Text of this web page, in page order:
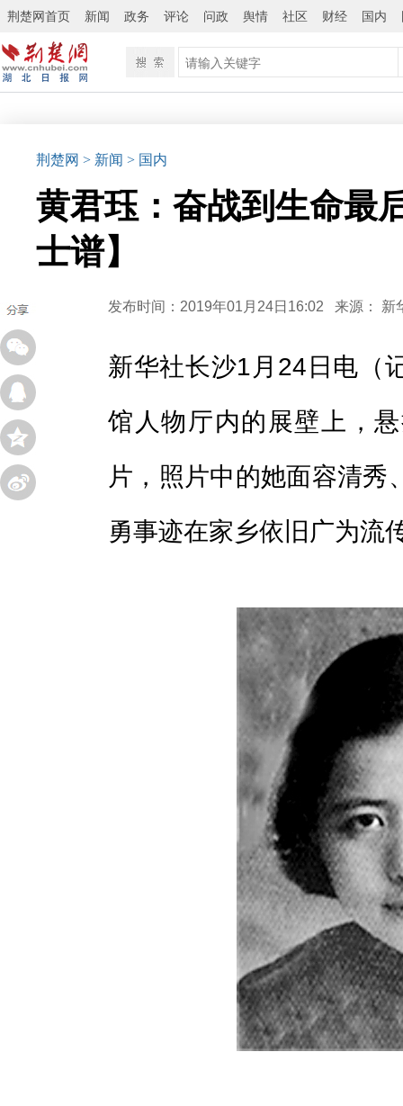
荆楚网首页 新闻 政务 评论 问政 舆情 社区 财经 国内
荆楚网 > 新闻 > 国内
黄君珏：奋战到生命最
士谱】
发布时间：2019年01月24日16:02 来源： 新
新华社长沙1月24日电（
馆人物厅内的展壁上，
片，照片中的她面容清秀
勇事迹在家乡依旧广为流